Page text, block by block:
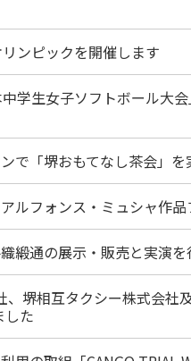
ンピックを開催します
学生女子ソフトボール
「堺おもてなし茶会」
フォンス・ミュシャ作品
緞通の展示・販売と実演を
堺相互タクシー株式会社
した